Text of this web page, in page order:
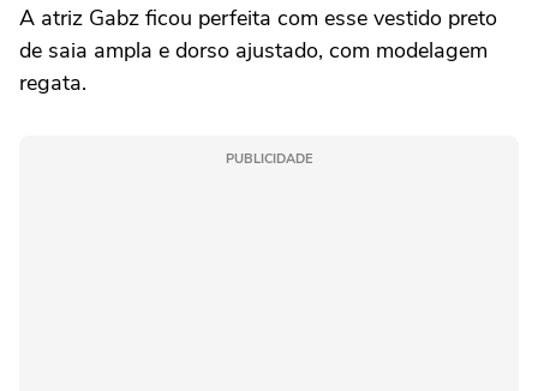
A atriz Gabz ficou perfeita com esse vestido preto
de saia ampla e dorso ajustado, com modelagem
regata.
PUBLICIDADE